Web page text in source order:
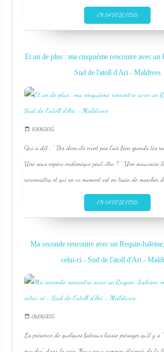
EN SAVOIR PLUS
Et un de plus : ma cinquième rencontre avec un
Sud de l'atoll d'Ari - Maldives
10/06/2015
Qui a dit : " Dis donc,ils n'ont pas l'air bien grands tes
Une sous espèce endémique peut-être ? " Une mauvaise
reconnaîtra et qui en ce moment est en train de marcher
EN SAVOIR PLUS
Ma seconde rencontre avec un Requin-
celui-ci - Sud de l'atoll d'Ari -
06/06/2015
La présence de quelques bateaux laisse présager qu'il y